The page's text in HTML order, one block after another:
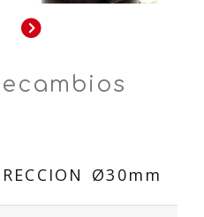
AnteriorSiguiente
Ø30mm